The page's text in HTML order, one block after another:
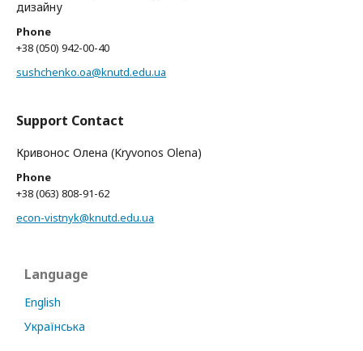
дизайну
Phone
+38 (050) 942-00-40
sushchenko.oa@knutd.edu.ua
Support Contact
Кривонос Олена (Kryvonos Olena)
Phone
+38 (063) 808-91-62
econ-vistnyk@knutd.edu.ua
Language
English
Українська